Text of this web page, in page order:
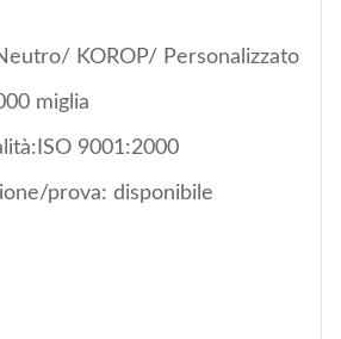
KOROP/ Personalizzato
miglia
9001:2000
prova: disponibile